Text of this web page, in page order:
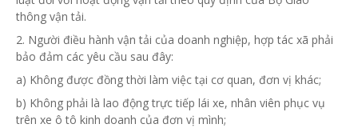
thông vận tải.
2. Người điều hành vận tải của doanh nghiệp, hợp tác xã phải
bảo đảm các yêu cầu sau đây:
a) Không được đồng thời làm việc tại cơ quan, đơn vị khác;
b) Không phải là lao động trực tiếp lái xe, nhân viên phục vụ
trên xe ô tô kinh doanh của đơn vị mình;